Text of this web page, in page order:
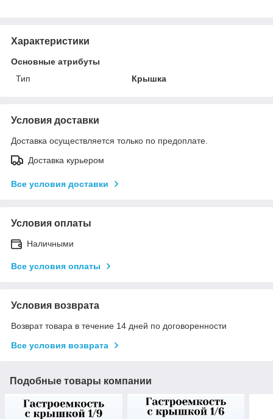
Характеристики
Основные атрибуты
Тип
Крышка
Условия доставки
Доставка осуществляется только по предоплате.
Доставка курьером
Все условия доставки
Условия оплаты
Наличными
Все условия оплаты
Условия возврата
Возврат товара в течение 14 дней по договоренности
Все условия возврата
Подобные товары компании